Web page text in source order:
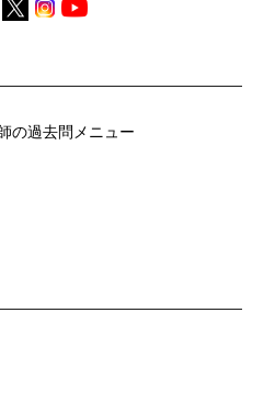
の過去問メニュー